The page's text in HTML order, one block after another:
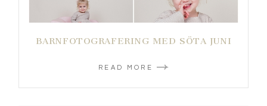
BARNFOTOGRAFERING MED SÖTA JUNI
READ MORE